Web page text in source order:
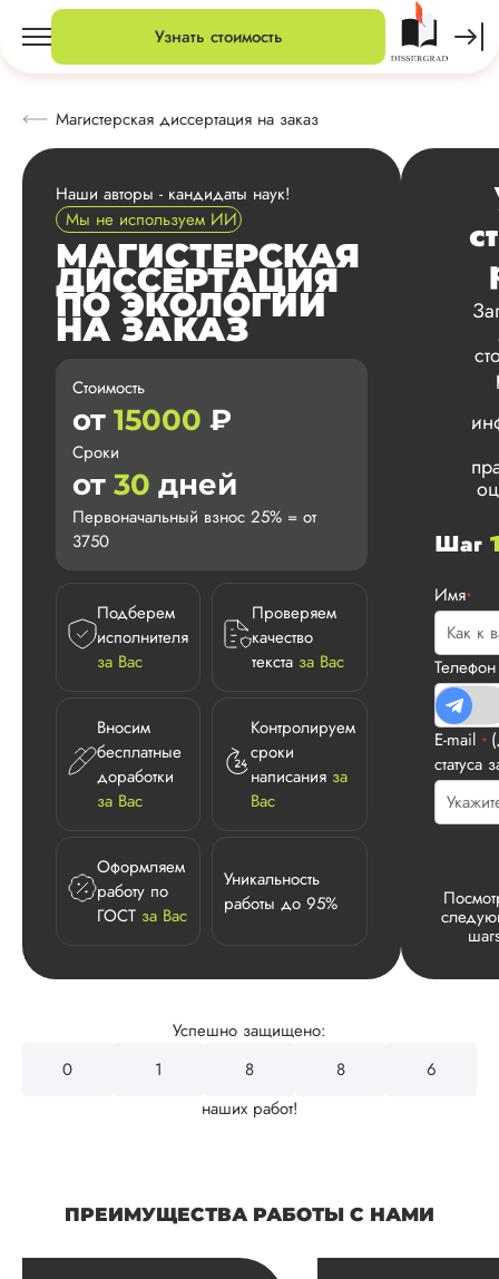
Узнать стоимость
Магистерская диссертация на заказ
Наши авторы - кандидаты наук!
Мы не используем ИИ
МАГИСТЕРСКАЯ
ДИССЕРТАЦИЯ
ПО ЭКОЛОГИИ
НА ЗАКАЗ
Стоимость
от 15000 ₽
Сроки
от 30 дней
Первоначальный взнос 25% = от
3750
Подберем
исполнителя
за Вас
Проверяем
качество
текста за Вас
Вносим
бесплатные
доработки
за Вас
Контролируем
сроки
написания за
Вас
Оформляем
работу по
ГОСТ за Вас
Уникальность
работы до 95%
Шаг
Имя*
E-mail *
статуса
Успешно защищено:
0
5
2
2
0
наших работ!
ПРЕИМУЩЕСТВА РАБОТЫ С НАМИ